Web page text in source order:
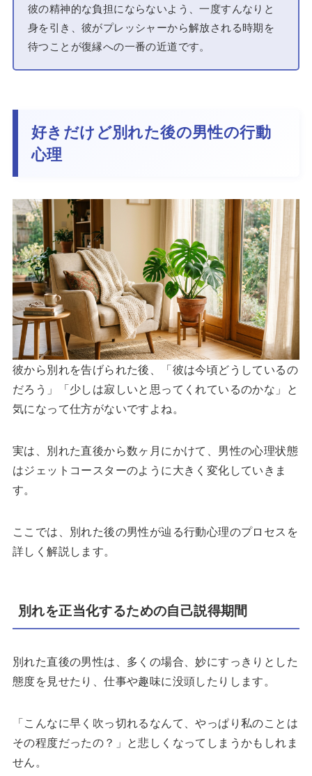
彼の精神的な負担にならないよう、一度すんなりと
身を引き、彼がプレッシャーから解放される時期を
待つことが復縁への一番の近道です。
好きだけど別れた後の男性の行動
心理
彼から別れを告げられた後、「彼は今頃どうしているの
だろう」「少しは寂しいと思ってくれているのかな」と
気になって仕方がないですよね。
実は、別れた直後から数ヶ月にかけて、男性の心理状態
はジェットコースターのように大きく変化していきま
す。
ここでは、別れた後の男性が辿る行動心理のプロセスを
詳しく解説します。
別れを正当化するための自己説得期間
別れた直後の男性は、多くの場合、妙にすっきりとした
態度を見せたり、仕事や趣味に没頭したりします。
「こんなに早く吹っ切れるなんて、やっぱり私のことは
その程度だったの？」と悲しくなってしまうかもしれま
せん。